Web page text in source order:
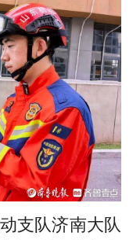
支队济南大队